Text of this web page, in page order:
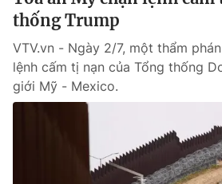
Emagazine
Photo
VTV Money VTV
thống Trump
VTV.vn - Ngày 2/7, một thẩm
lệnh cấm tị nạn của Tổng thống
giới Mỹ - Mexico.